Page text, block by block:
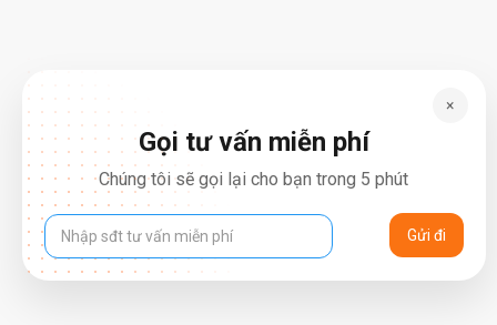
×
Gọi tư vấn miễn phí
Chúng tôi sẽ gọi lại cho bạn trong 5 phút